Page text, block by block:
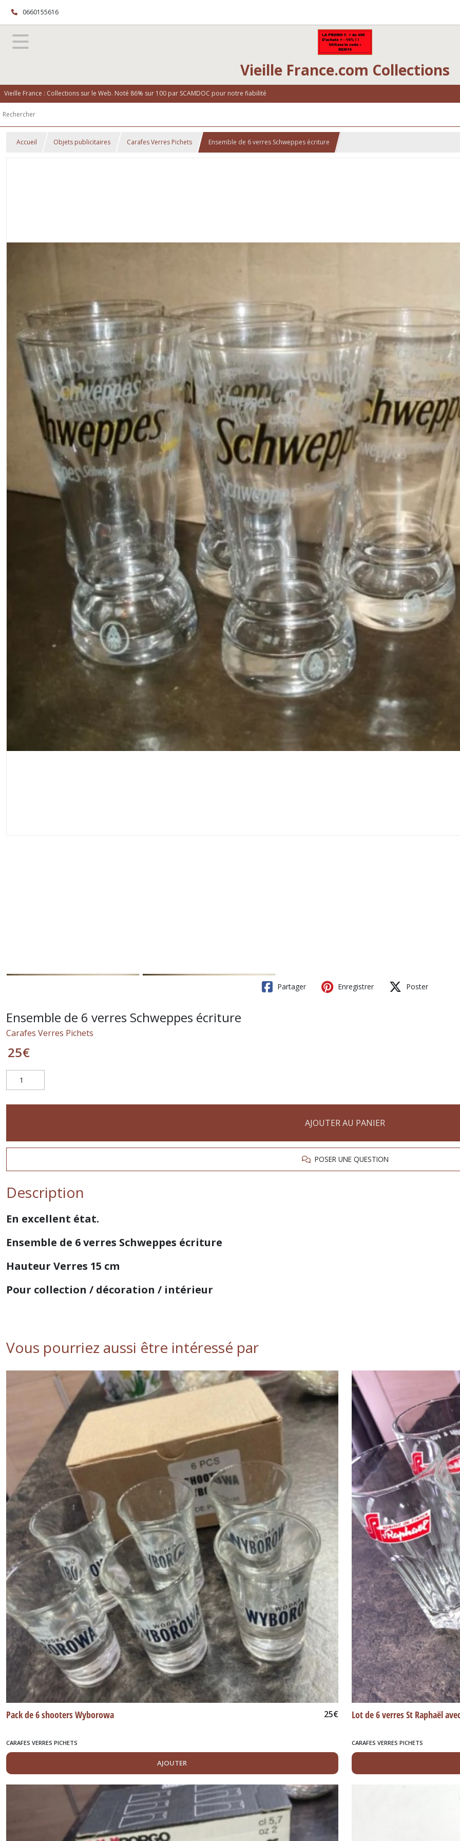
0660155616
Vieille France.com Collections
Vieille France : Collections sur le Web. Noté 86% sur 100 par SCAMDOC pour notre fiabilité
Accueil Objets publicitaires Carafes Verres Pichets Ensemble de 6 verres Schweppes écriture
Partager Enregistrer Poster
Ensemble de 6 verres Schweppes écriture
Carafes Verres Pichets
25€
AJOUTER AU PANIER
POSER UNE QUESTION
Description
En excellent état.
Ensemble de 6 verres Schweppes écriture
Hauteur Verres 15 cm
Pour collection / décoration / intérieur
Vous pourriez aussi être intéressé par
Pack de 6 shooters Wyborowa 25€
CARAFES VERRES PICHETS
AJOUTER
Lot de 6 verres St Raphaël
CARAFES VERRES PICHETS